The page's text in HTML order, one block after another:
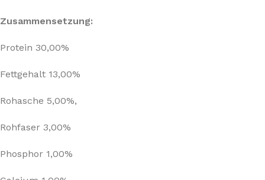
Zusammensetzung:
Protein 30,00%
Fettgehalt 13,00%
Rohasche 5,00%,
Rohfaser 3,00%
Phosphor 1,00%